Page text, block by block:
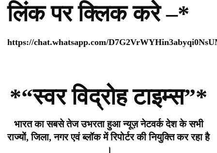
लिंक पर क्लिक करे –*
https://chat.whatsapp.com/
*“स्वर विद्रोह टाइम्स”*
भारत का सबसे तेज उभरता हुआ न्यूज़ नेटवर्क देश के सभी
राज्यों, जिला, नगर एवं ब्लॉक में रिपोर्टर की नियुक्ति कर रहा है
।